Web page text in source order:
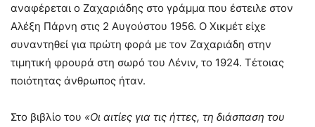
αναφέρεται ο Ζαχαριάδης στο γράμμα που έστειλε στον
Αλέξη Πάρνη στις 2 Αυγούστου 1956. Ο Χικμέτ είχε
συναντηθεί για πρώτη φορά με τον Ζαχαριάδη στην
τιμητική φρουρά στη σωρό του Λένιν, το 1924. Τέτοιας
ποιότητας άνθρωπος ήταν.
Στο βιβλίο του «Οι αιτίες για τις ήττες, τη διάσπαση του